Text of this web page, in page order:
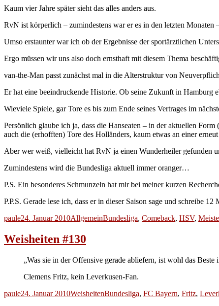
Kaum vier Jahre später sieht das alles anders aus.
RvN ist körperlich – zumindestens war er es in den letzten
Umso erstaunter war ich ob der Ergebnisse der sportärztlichen
Ergo müssen wir uns also doch ernsthaft mit diesem Thema
van-the-Man passt zunächst mal in die Alterstruktur von
Er hat eine beeindruckende Historie. Ob seine Zukunft in Hamburg
Wieviele Spiele, gar Tore es bis zum Ende seines Vertrages im
Persönlich glaube ich ja, dass die Hanseaten – in der aktuellen
auch die (erhofften) Tore des Holländers, kaum etwas an einer
Aber wer weiß, vielleicht hat RvN ja einen Wunderheiler gefunden
Zumindestens wird die Bundesliga aktuell immer oranger…
P.S. Ein besonderes Schmunzeln hat mir bei meiner kurzen
P.P.S. Gerade lese ich, dass er in dieser Saison sage und schreibe
Autor
pauleVeröffentlicht
24. Januar 2010Kategorien
AllgemeinSchlagwörter
Bundesliga, Comeback, HSV,
Weisheiten #130
„Was sie in der Offensive gerade abliefern, ist wohl das Beste
Clemens Fritz, kein Leverkusen-Fan.
Autor
pauleVeröffentlicht
24. Januar 2010Kategorien
WeisheitenSchlagwörter
Bundesliga, FC Bayern, Fritz,